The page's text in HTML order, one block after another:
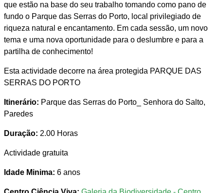
que estão na base do seu trabalho tomando como pano de
fundo o Parque das Serras do Porto, local privilegiado de
riqueza natural e encantamento. Em cada sessão, um novo
tema e uma nova oportunidade para o deslumbre e para a
partilha de conhecimento!
Esta actividade decorre na área protegida PARQUE DAS
SERRAS DO PORTO
Itinerário: Parque das Serras do Porto_ Senhora do Salto,
Paredes
Duração: 2.00 Horas
Actividade gratuita
Idade Minima: 6 anos